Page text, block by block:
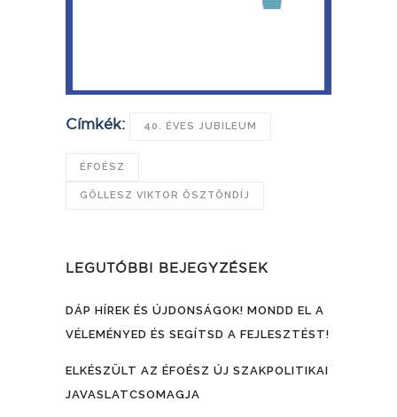
Címkék: 40. ÉVES JUBILEUM
ÉFOÉSZ
GÖLLESZ VIKTOR ÖSZTÖNDÍJ
LEGUTÓBBI BEJEGYZÉSEK
DÁP HÍREK ÉS ÚJDONSÁGOK! MONDD EL A
VÉLEMÉNYED ÉS SEGÍTSD A FEJLESZTÉST!
ELKÉSZÜLT AZ ÉFOÉSZ ÚJ SZAKPOLITIKAI
JAVASLATCSOMAGJA